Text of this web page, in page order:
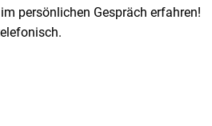
persönlichen Gespräch erfahren!